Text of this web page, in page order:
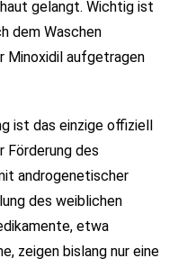
gelangt. Wichtig ist
dem Waschen
Minoxidil aufgetragen
ist das einzige offiziell
Förderung des
androgenetischer
des weiblichen
etwa
zeigen bislang nur eine